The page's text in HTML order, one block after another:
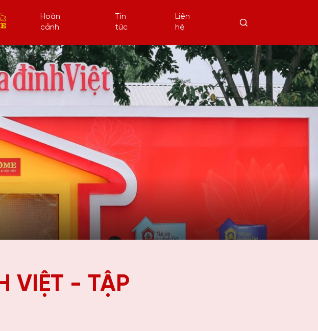
Hoàn
cảnh
Tin
tức
Liên
hệ
VIỆT - TẬP